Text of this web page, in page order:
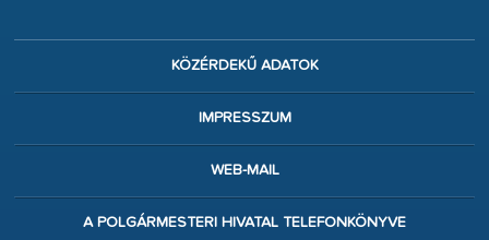
KÖZÉRDEKŰ ADATOK
IMPRESSZUM
WEB-MAIL
A POLGÁRMESTERI HIVATAL TELEFONKÖNYVE